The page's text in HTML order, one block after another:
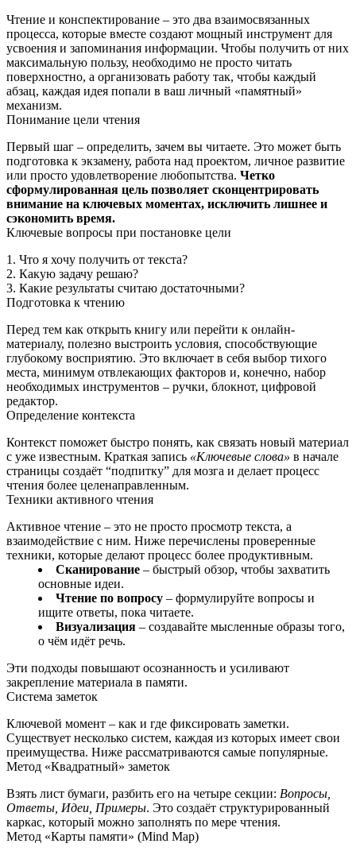
Чтение и конспектирование – это два взаимосвязанных
процесса, которые вместе создают мощный инструмент для
усвоения и запоминания информации. Чтобы получить от них
максимальную пользу, необходимо не просто читать
поверхностно, а организовать работу так, чтобы каждый
абзац, каждая идея попали в ваш личный «памятный»
механизм.
Понимание цели чтения
Первый шаг – определить, зачем вы читаете. Это может быть
подготовка к экзамену, работа над проектом, личное развитие
или просто удовлетворение любопытства. Четко
сформулированная цель позволяет сконцентрировать
внимание на ключевых моментах, исключить лишнее и
сэкономить время.
Ключевые вопросы при постановке цели
1. Что я хочу получить от текста?
2. Какую задачу решаю?
3. Какие результаты считаю достаточными?
Подготовка к чтению
Перед тем как открыть книгу или перейти к онлайн-
материалу, полезно выстроить условия, способствующие
глубокому восприятию. Это включает в себя выбор тихого
места, минимум отвлекающих факторов и, конечно, набор
необходимых инструментов – ручки, блокнот, цифровой
редактор.
Определение контекста
Контекст поможет быстро понять, как связать новый материал
с уже известным. Краткая запись «Ключевые слова» в начале
страницы создаёт “подпитку” для мозга и делает процесс
чтения более целенаправленным.
Техники активного чтения
Активное чтение – это не просто просмотр текста, а
взаимодействие с ним. Ниже перечислены проверенные
техники, которые делают процесс более продуктивным.
Сканирование – быстрый обзор, чтобы захватить
основные идеи.
Чтение по вопросу – формулируйте вопросы и
ищите ответы, пока читаете.
Визуализация – создавайте мысленные образы того,
о чём идёт речь.
Эти подходы повышают осознанность и усиливают
закрепление материала в памяти.
Система заметок
Ключевой момент – как и где фиксировать заметки.
Существует несколько систем, каждая из которых имеет свои
преимущества. Ниже рассматриваются самые популярные.
Метод «Квадратный» заметок
Взять лист бумаги, разбить его на четыре секции: Вопросы,
Ответы, Идеи, Примеры. Это создаёт структурированный
каркас, который можно заполнять по мере чтения.
Метод «Карты памяти» (Mind Map)